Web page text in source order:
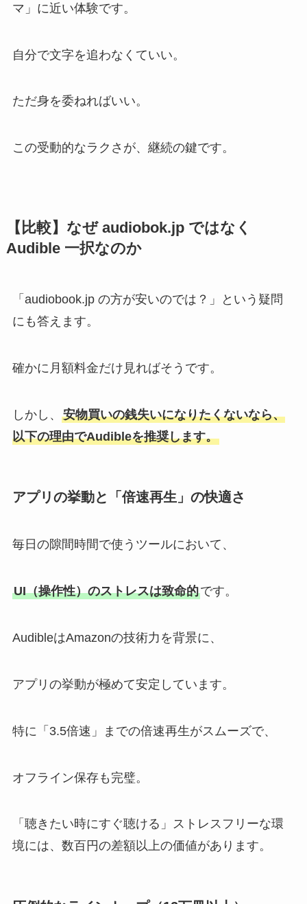
マ」に近い体験です。
自分で文字を追わなくていい。
ただ身を委ねればいい。
この受動的なラクさが、継続の鍵です。
【比較】なぜ audiobok.jp ではなく
Audible 一択なのか
「audiobook.jp の方が安いのでは？」という疑問
にも答えます。
確かに月額料金だけ見ればそうです。
しかし、 安物買いの銭失いになりたくないなら、
以下の理由でAudibleを推奨します。
アプリの挙動と「倍速再生」の快適さ
毎日の隙間時間で使うツールにおいて、
UI（操作性）のストレスは致命的です。
AudibleはAmazonの技術力を背景に、
アプリの挙動が極めて安定しています。
特に「3.5倍速」までの倍速再生がスムーズで、
オフライン保存も完璧。
「聴きたい時にすぐ聴ける」ストレスフリーな環
境には、数百円の差額以上の価値があります。